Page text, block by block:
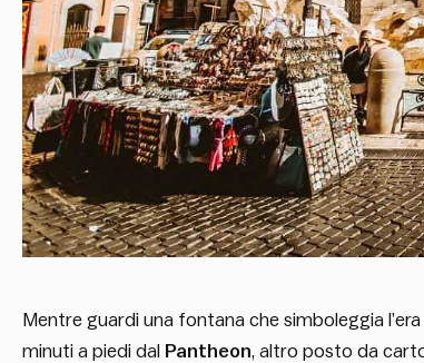
Mentre guardi una fontana che simboleggia
minuti a piedi dal
Pantheon, altro posto da